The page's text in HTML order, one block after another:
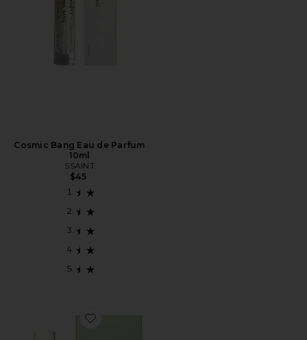
Cosmic Bang Eau de Parfum
10ml
SSAINT
$45
Favorite Bergamot Eau De Parfum